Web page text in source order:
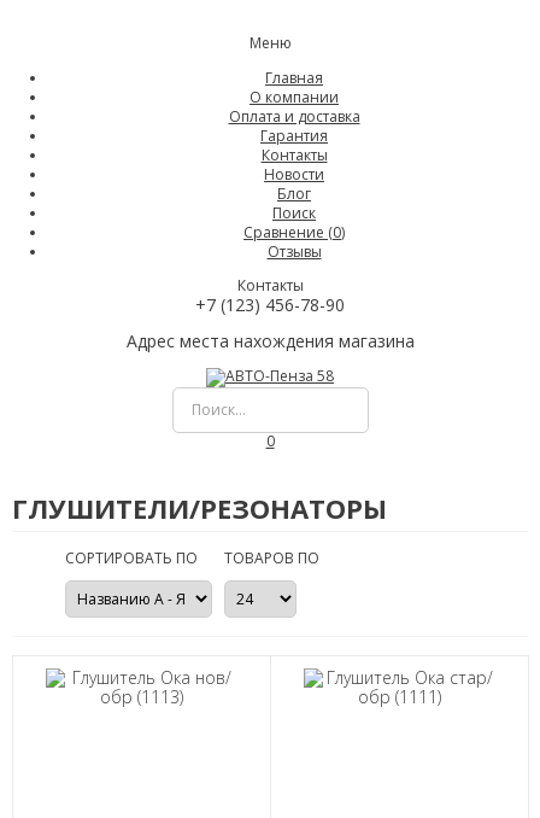
Меню
Главная
О компании
Оплата и доставка
Гарантия
Контакты
Новости
Блог
Поиск
Сравнение (0)
Отзывы
Контакты
+7 (123) 456-78-90
Адрес места нахождения магазина
0
ГЛУШИТЕЛИ/РЕЗОНАТОРЫ
СОРТИРОВАТЬ ПО ТОВАРОВ ПО